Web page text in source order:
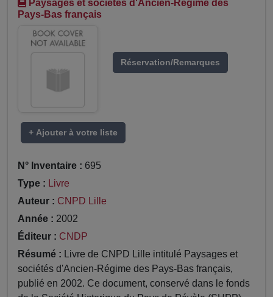
Paysages et sociétés d'Ancien-Régime des
Pays-Bas français
Réservation/Remarques
+ Ajouter à votre liste
N° Inventaire : 695
Type : Livre
Auteur : CNPD Lille
Année : 2002
Éditeur : CNDP
Résumé : Livre de CNPD Lille intitulé Paysages et
sociétés d'Ancien-Régime des Pays-Bas français,
publié en 2002. Ce document, conservé dans le fonds